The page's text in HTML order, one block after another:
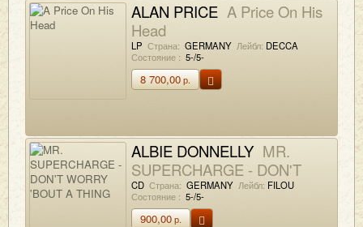
ALAN PRICE A Price On His
Head
LP Страна: GERMANY Лейбл: DECCA
Состояние : 5-/5-
8 700,00р.
ALBIE DONNELLY MR.
SUPERCHARGE - DON'T
WORRY 'BOUT A THING
CD Страна: GERMANY Лейбл: FILOU
Состояние : 5-/5-
900,00р.